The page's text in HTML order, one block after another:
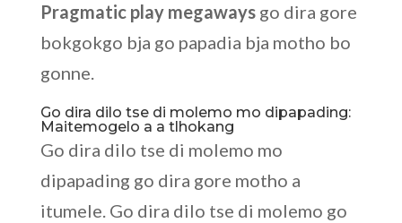
Pragmatic play megawaysgo dira gore
bokgokgo bja go papadia bja motho bo
gonne.
Go dira dilo tse di molemo mo dipapading:
Maitemogelo a a tlhokang
Go dira dilo tse di molemo mo
dipapading go dira gore motho a
itumele. Go dira dilo tse di molemo go